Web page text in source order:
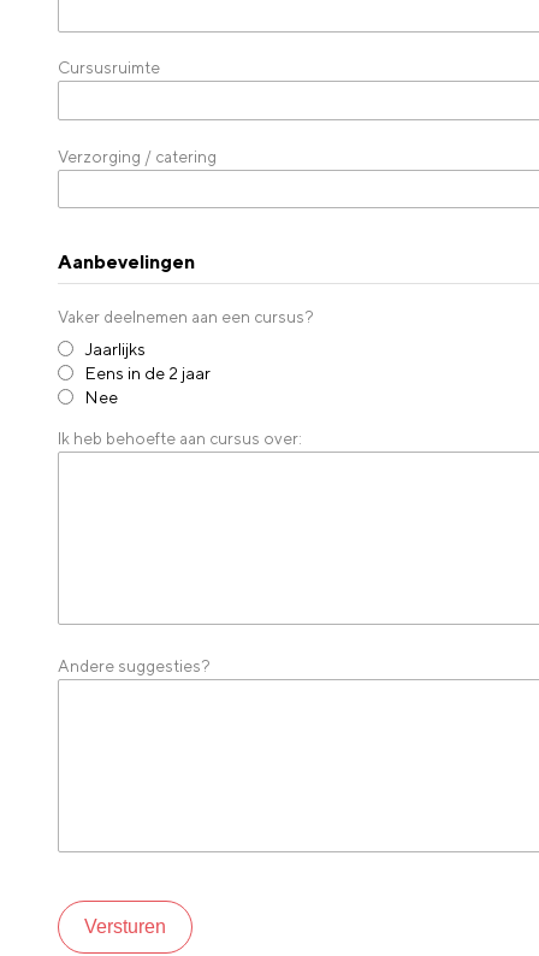
Cursusruimte
Verzorging / catering
Aanbevelingen
Vaker deelnemen aan een cursus?
Jaarlijks
Eens in de 2 jaar
Nee
Ik heb behoefte aan cursus over:
Andere suggesties?
Versturen